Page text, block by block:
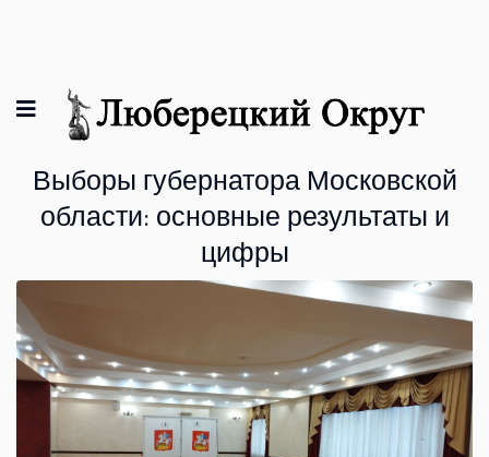
Выборы губернатора Московской
области: основные результаты и
цифры